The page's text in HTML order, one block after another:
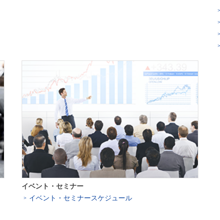
イベント・セミナー
イベント・セミナースケジュール